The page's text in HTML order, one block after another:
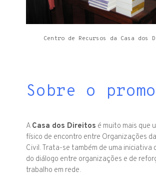
Centro de Recursos da Casa dos
Sobre o
A Casa dos Direitos é muito mais que
físico de encontro entre Organizações
Civil. Trata-se também de uma iniciativa
do diálogo entre organizações e de
trabalho em rede.